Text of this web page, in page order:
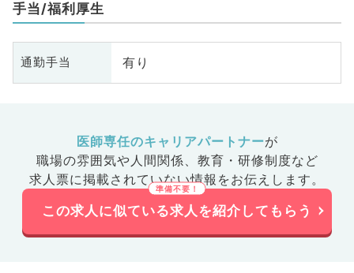
手当/福利厚生
通勤手当 有り
医師専任のキャリアパートナーが
職場の雰囲気や人間関係、 教育・研修制度など
求人票に掲載されていない情報をお伝えします。
この求人に似ている求人を紹介してもらう